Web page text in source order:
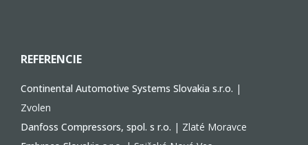
REFERENCIE
Continental Automotive Systems Slovakia s.r.o. |
Zvolen
Danfoss Compressors, spol. s r.o. | Zlaté Moravce